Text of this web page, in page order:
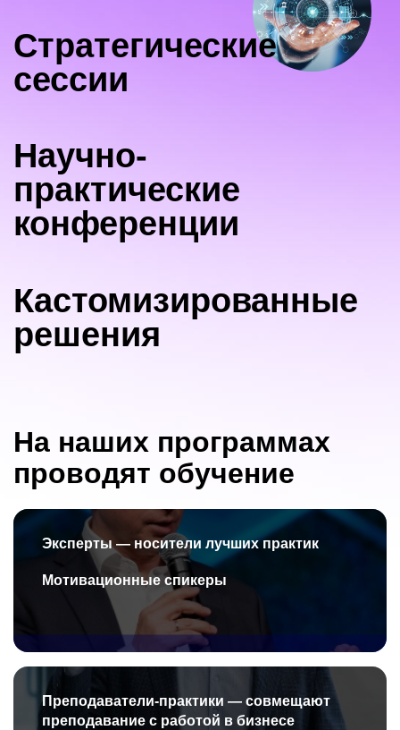
Стратегические
сессии
Научно-
практические
конференции
Кастомизированные
решения
На наших программах
проводят обучение
Эксперты — носители лучших практик
Мотивационные спикеры
Преподаватели-практики — совмещают
преподавание с работой в бизнесе